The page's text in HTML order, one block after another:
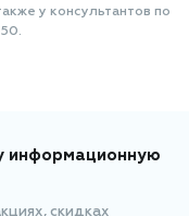
у консультантов по
информационную
скидках